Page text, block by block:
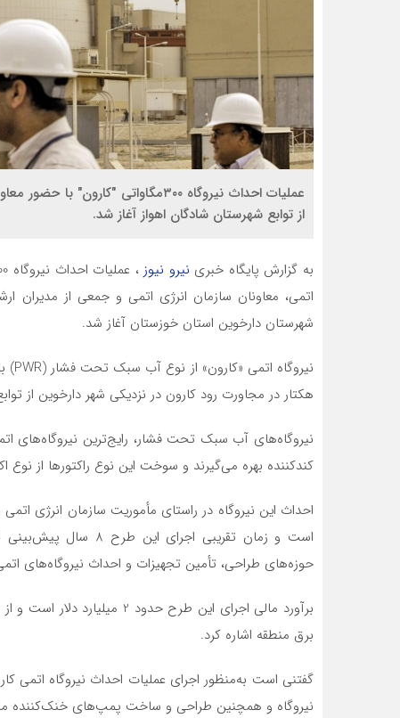
عملیات احداث نیروگاه ۳۰۰مگاواتی
از توابع شهرستان شادگان اهواز آغاز شد.
به گزارش پایگاه خبری نیرو نیوز
اتمی، معاونان سازمان انرژی اتمی‌ و جمعی از مدیران
شهرستان دارخوین استان خوزستان آغاز شد.
هکتار در مجاورت رود کارون در نزدیکی شهر دارخوین از
نیروگاه‌های آب سبک تحت فشار، رایج‌ترین
کندکننده بهره می‌گیرند و سوخت این نوع راکتورها از نوع اکسید
احداث این نیروگاه در راستای مأموریت سازمان انرژی
است و زمان تقریبی
حوزه‌های طراحی، تأمین تجهیزات و احداث نیروگاه‌های
برآورد مالی اجرای این طرح
برق منطقه اشاره کرد.
گفتنی است به‌منظور اجرای عملیات احداث نیروگاه
نیروگاه و همچنین طراحی و ساخت پمپ‌های خنک‌کننده